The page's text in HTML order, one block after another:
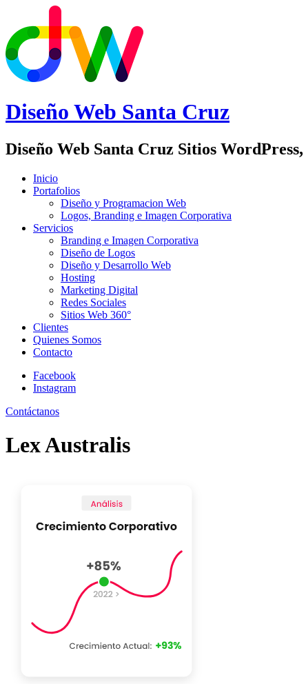
Diseño Web Santa Cruz
Diseño Web Santa Cruz Sitios
Inicio
Portafolios
Diseño y Programacion Web
Logos, Branding e Imagen Corporativa
Servicios
Branding e Imagen Corporativa
Diseño de Logos
Diseño y Desarrollo Web
Hosting
Marketing Digital
Redes Sociales
Sitios Web 360°
Clientes
Quienes Somos
Contacto
Facebook
Instagram
Contáctanos
Lex Australis